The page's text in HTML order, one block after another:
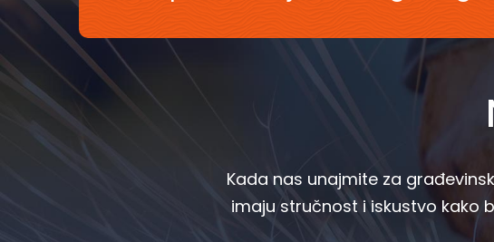
Kada nas unajmite za
imaju stručnost i iskustvo kako